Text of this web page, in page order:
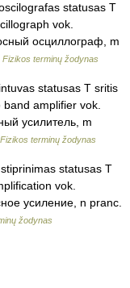
statusas T
vok.
осциллограф, m
Fizikos terminų žodynas
statusas T sritis
amplifier vok.
усилитель, m
Fizikos terminų žodynas
statusas T
vok.
усиление, n pranc.
žodynas